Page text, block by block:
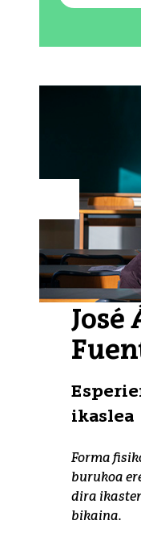
José
ikaslea
Forma
burukoa
dira
bikaina.